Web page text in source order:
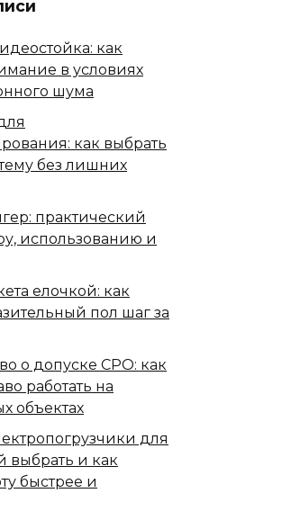
как
в условиях
шума
как выбрать
без лишних
практический
использованию и
елочкой: как
пол шаг за
о допуске СРО: как
работать на
объектах
для
выбрать и как
быстрее и